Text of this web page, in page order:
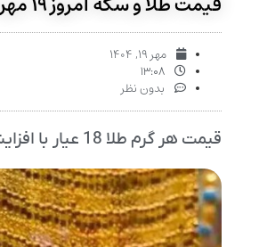
مهر ۱۹, ۱۴۰۴
۱۳:۰۸
بدون نظر
قیمت هر گرم طلا 18 عیار با افزایش 32 هزار تومان به 11 میلیون و 171 تومان رسید.